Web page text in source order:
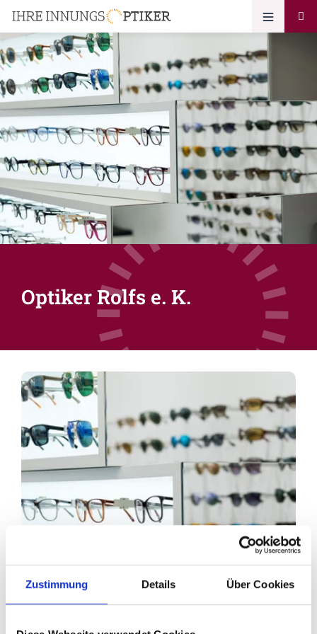
Zustimmung Details Über Cookies
Optiker Rolfs e. K.